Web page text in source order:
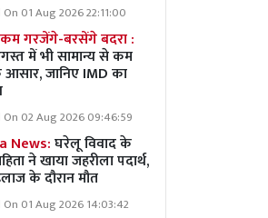
On 01 Aug 2026 22:11:00
गरजेंगे-बरसेंगे बदरा :
में भी सामान्य से कम
आसार, जानिए IMD का
On 02 Aug 2026 09:46:59
News:घरेलू विवाद के
ने खाया जहरीला पदार्थ,
के दौरान मौत
On 01 Aug 2026 14:03:42